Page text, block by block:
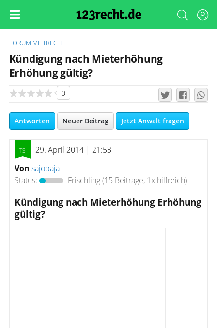
FORUM MIETRECHT
Kündigung nach Mieterhöhung
Erhöhung gültig?
0
Antworten Neuer Beitrag Jetzt Anwalt fragen
29. April 2014 | 21:53
Von sajopaja
Status:
Frischling(15 Beiträge, 1x hilfreich)
Kündigung nach Mieterhöhung Erhöhung
gültig?